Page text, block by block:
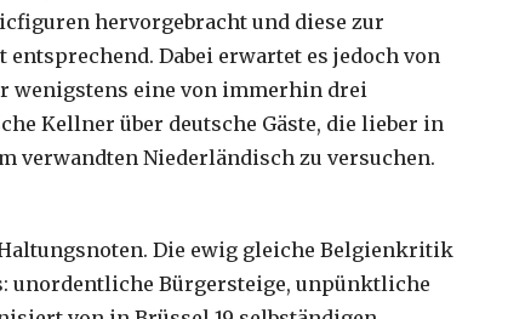
hervorgebracht und diese zur
Dabei erwartet es jedoch von
wenigstens eine von immerhin drei
Kellner über deutsche Gäste, die lieber in
verwandten Niederländisch zu versuchen.
Die ewig gleiche Belgienkritik
unordentliche Bürgersteige, unpünktliche